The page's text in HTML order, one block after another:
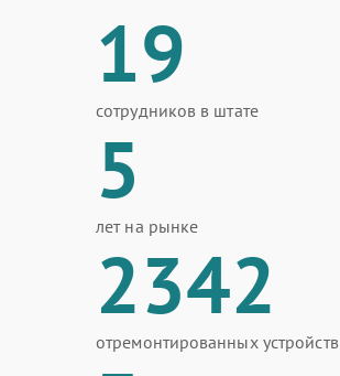
19
сотрудников в штате
5
лет на рынке
2342
отремонтированных устройств